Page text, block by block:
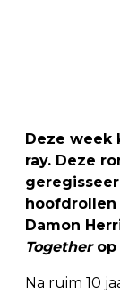
Deze week
ray. Deze
hoofdrollen
Damon
Togetherop
Na ruim 10